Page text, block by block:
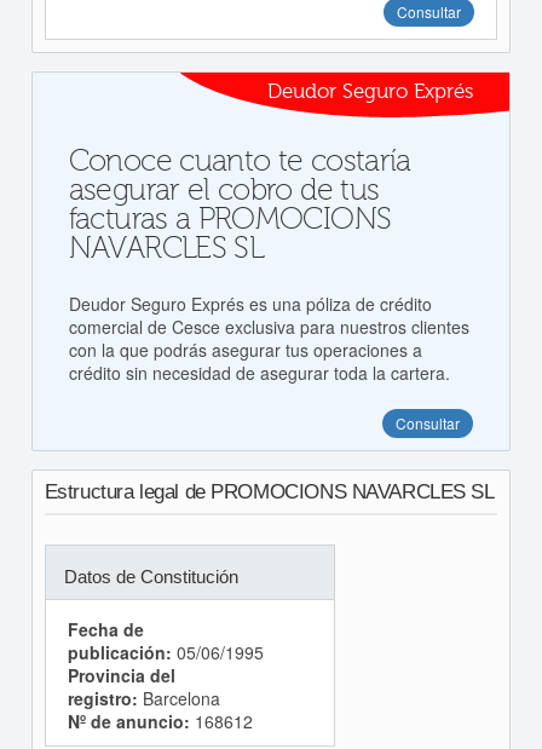
Consultar
Deudor Seguro Exprés
Conoce cuanto te costaría
asegurar el cobro de tus
facturas a PROMOCIONS
NAVARCLES SL
Deudor Seguro Exprés es una póliza de crédito
comercial de Cesce exclusiva para nuestros clientes
con la que podrás asegurar tus operaciones a
crédito sin necesidad de asegurar toda la cartera.
Consultar
Estructura legal de PROMOCIONS NAVARCLES SL
Datos de Constitución
Fecha de
publicación: 05/06/1995
Provincia del
registro: Barcelona
Nº de anuncio: 168612